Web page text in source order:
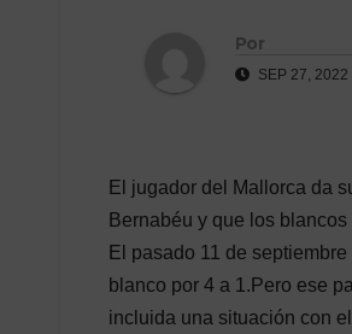
Por
SEP 27, 2022
El jugador del Mallorca da
Bernabéu y que los
El pasado 11 de
blanco por 4 a 1.Pero ese
incluida una situación con